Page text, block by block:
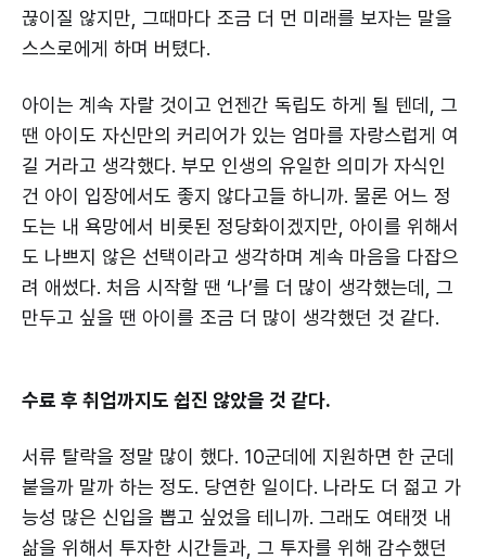
끊이질 않지만, 그때마다 조금 더 먼 미래를 보자는 말을
스스로에게 하며 버텼다.
아이는 계속 자랄 것이고 언젠간 독립도 하게 될 텐데, 그
땐 아이도 자신만의 커리어가 있는 엄마를 자랑스럽게 여
길 거라고 생각했다. 부모 인생의 유일한 의미가 자식인
건 아이 입장에서도 좋지 않다고들 하니까. 물론 어느 정
도는 내 욕망에서 비롯된 정당화이겠지만, 아이를 위해서
도 나쁘지 않은 선택이라고 생각하며 계속 마음을 다잡으
려 애썼다. 처음 시작할 땐 ‘나’를 더 많이 생각했는데, 그
만두고 싶을 땐 아이를 조금 더 많이 생각했던 것 같다.
수료 후 취업까지도 쉽진 않았을 것 같다.
서류 탈락을 정말 많이 했다. 10군데에 지원하면 한 군데
붙을까 말까 하는 정도. 당연한 일이다. 나라도 더 젊고 가
능성 많은 신입을 뽑고 싶었을 테니까. 그래도 여태껏 내
삶을 위해서 투자한 시간들과, 그 투자를 위해 감수했던